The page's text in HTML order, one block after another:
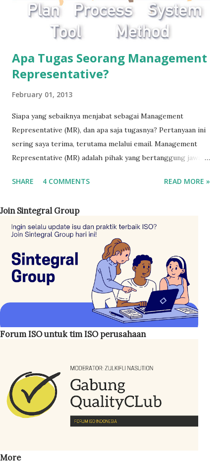
Apa Tugas Seorang Management
Representative?
February 01, 2013
Siapa yang sebaiknya menjabat sebagai Management
Representative (MR), dan apa saja tugasnya? Pertanyaan ini
sering saya terima, terutama melalui email. Management
Representative (MR) adalah pihak yang bertanggung jawab
9001 di perusahaan. Perannya adalah mengoordinasikan
dengan persyaratan standar. Standar ISO 9001 sendiri tidak
menetapkan kriteria khusus mengenai siapa yang harus
menjabat sebagai MR. Namun, disarankan posisi ini
dipegang oleh personel dengan jabatan cukup tinggi,
seperti General Manager (GM) . Jika hal tersebut tidak
memungkinkan, manajemen setidaknya menunjuk seseorang
pada level manajer . Hal ini penting karena MR berperan
sebagai koordinator sekaligus penggerak implementasi
sistem mutu di perusahaan. ISO 45001:2018 Bahasa
Indonesia Adapun tugas-tugas Management Representative
ditetapkan, diterapkan, d...
SHARE 4 COMMENTS READ MORE »
Join Sintegral Group
Forum ISO untuk tim ISO perusahaan
More